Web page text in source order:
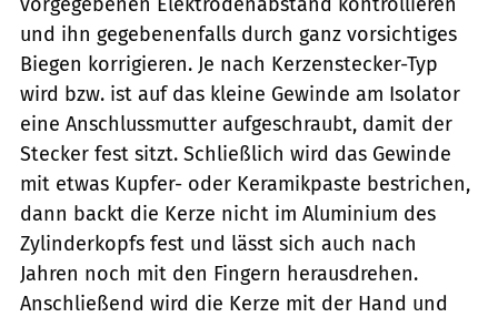
und ihn gegebenenfalls durch ganz vorsichtiges
Biegen korrigieren. Je nach Kerzenstecker-Typ
wird bzw. ist auf das kleine Gewinde am Isolator
eine Anschlussmutter aufgeschraubt, damit der
Stecker fest sitzt. Schließlich wird das Gewinde
mit ­etwas Kupfer- oder Keramikpaste bestrichen,
dann backt die Kerze nicht im Aluminium des
Zylinderkopfs fest und lässt sich auch nach
Jahren noch mit den Fingern herausdrehen.
Anschließend wird die Kerze mit der Hand und